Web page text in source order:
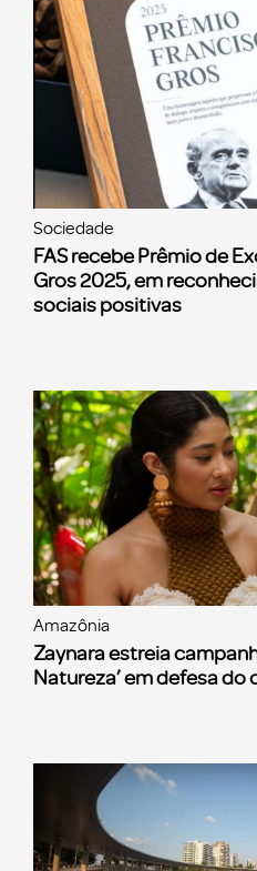
Sociedade
FAS recebe Prêmio de
Gros 2025, em
sociais positivas
Amazônia
Zaynara estreia
Natureza’ em defesa do